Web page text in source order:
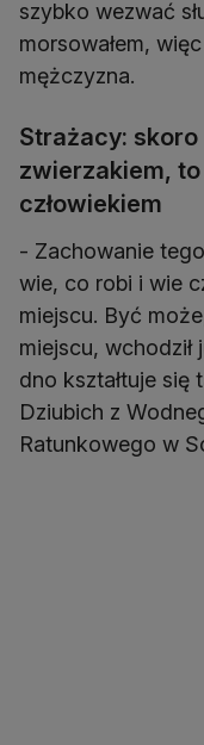
szybko wezwać
morsowałem,
mężczyzna.
Strażacy: skoro
zwierzakiem, to
człowiekiem
- Zachowanie
wie, co robi i wie
miejscu. Być
miejscu, wchodził
dno kształtuje się
Dziubich z
Ratunkowego w